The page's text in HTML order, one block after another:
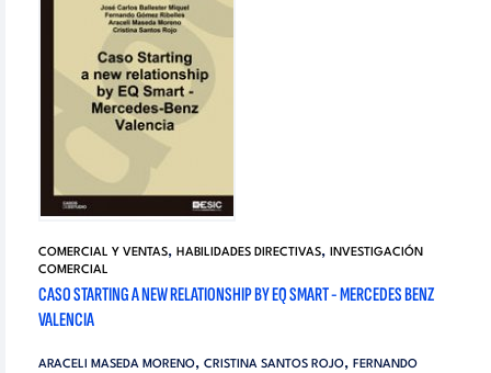
COMERCIAL Y VENTAS, HABILIDADES DIRECTIVAS, INVESTIGACIÓN
COMERCIAL
CASO STARTING A NEW RELATIONSHIP BY EQ SMART - MERCEDES BENZ
VALENCIA
ARACELI MASEDA MORENO, CRISTINA SANTOS ROJO, FERNANDO